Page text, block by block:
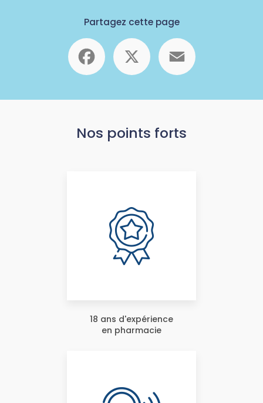
Partagez cette page
Facebook
Nos points forts
18 ans d'expérience
en pharmacie